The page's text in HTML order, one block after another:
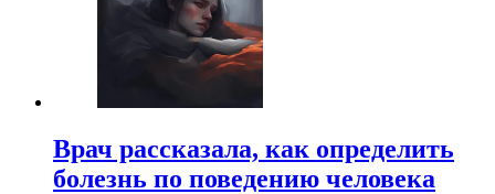
Врач рассказала, как определить
болезнь по поведению человека